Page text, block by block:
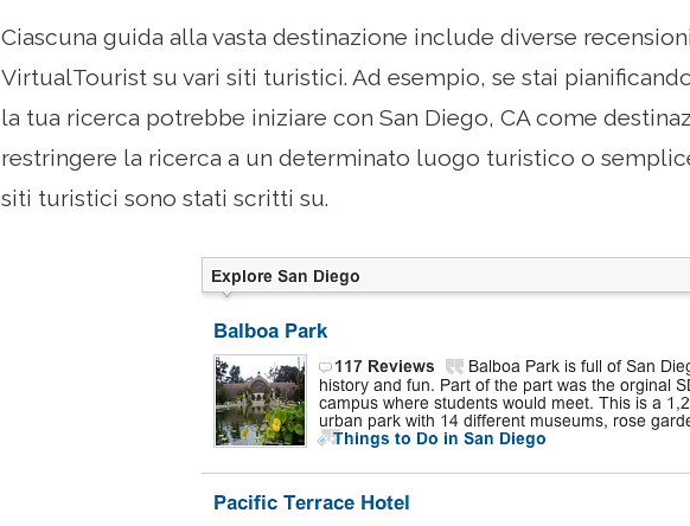
Ciascuna guida alla vasta destinazione include diverse
VirtualTourist su vari siti turistici. Ad esempio, se stai
la tua ricerca potrebbe iniziare con San Diego, CA come
restringere la ricerca a un determinato luogo turistico o
siti turistici sono stati scritti su.